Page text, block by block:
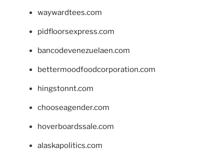
waywardtees.com
pidfloorsexpress.com
bancodevenezuelaen.com
bettermoodfoodcorporation.com
hingstonnt.com
chooseagender.com
hoverboardssale.com
alaskapolitics.com